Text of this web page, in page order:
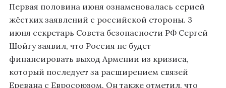
Первая половина июня ознаменовалась серией
жёстких заявлений с российской стороны. 3
июня секретарь Совета безопасности РФ Сергей
Шойгу заявил, что Россия не будет
финансировать выход Армении из кризиса,
который последует за расширением связей
Еревана с Евросоюзом. Он также отметил, что